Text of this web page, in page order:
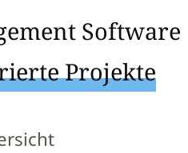
Software
Projekte